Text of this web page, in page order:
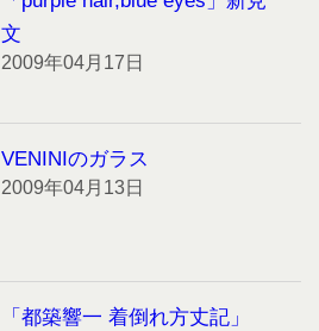
文
2009年04月17日
VENINIのガラス
2009年04月13日
「都築響一 着倒れ方丈記」